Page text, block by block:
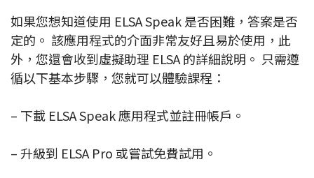
如果您想知道使用 ELSA Speak 是否困難，答案是否
定的。 該應用程式的介面非常友好且易於使用，此
外，您還會收到虛擬助理 ELSA 的詳細說明。 只需遵
循以下基本步驟，您就可以體驗課程：
– 下載 ELSA Speak 應用程式並註冊帳戶。
– 升級到 ELSA Pro 或嘗試免費試用。